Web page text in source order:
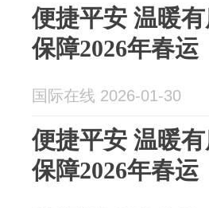
便捷平安 温暖
保障2026年春运
国际在线 2026-01-30
便捷平安 温暖
保障2026年春运